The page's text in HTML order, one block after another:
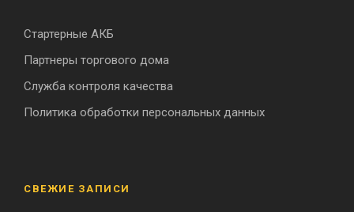
Стартерные АКБ
Партнеры торгового дома
Служба контроля качества
Политика обработки персональных данных
СВЕЖИЕ ЗАПИСИ